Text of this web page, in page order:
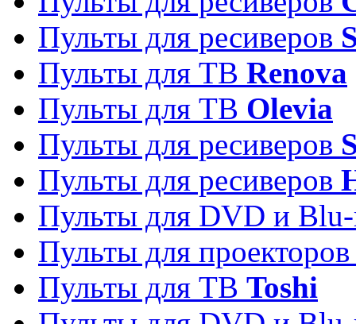
Пульты для ресиверов
Пульты для ТВ Renova
Пульты для ТВ Olevia
Пульты для ресиверов
Пульты для ресиверов
Пульты для DVD и
Пульты для
Пульты для ТВ Toshi